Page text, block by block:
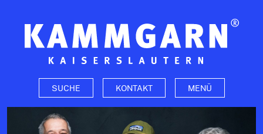
SUCHE KONTAKT MENÜ